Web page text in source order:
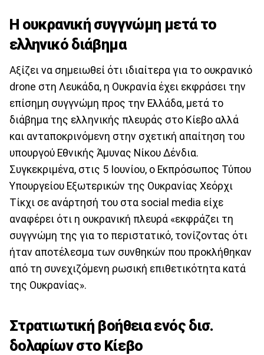
Η ουκρανική συγγνώμη μετά το
ελληνικό διάβημα
Αξίζει να σημειωθεί ότι ιδιαίτερα για το ουκρανικό
drone στη Λευκάδα, η Ουκρανία έχει εκφράσει την
επίσημη συγγνώμη προς την Ελλάδα, μετά το
διάβημα της ελληνικής πλευράς στο Κίεβο αλλά
και ανταποκρινόμενη στην σχετική απαίτηση του
υπουργού Εθνικής Άμυνας Νίκου Δένδια.
Συγκεκριμένα, στις 5 Ιουνίου, ο Εκπρόσωπος Τύπου
Υπουργείου Εξωτερικών της Ουκρανίας Χεόρχι
Τίκχι σε ανάρτησή του στα social media είχε
αναφέρει ότι η ουκρανική πλευρά «εκφράζει τη
συγγνώμη της για το περιστατικό, τονίζοντας ότι
ήταν αποτέλεσμα των συνθηκών που προκλήθηκαν
από τη συνεχιζόμενη ρωσική επιθετικότητα κατά
της Ουκρανίας».
Στρατιωτική βοήθεια ενός δισ.
δολαρίων στο Κίεβο